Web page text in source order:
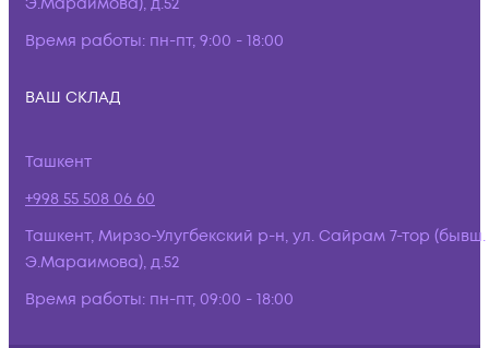
Время работы: пн-пт, 9:00 - 18:00
ВАШ СКЛАД
Ташкент
+998 55 508 06 60
Ташкент, Мирзо-Улугбекский р-н, ул. Сайрам 7-тор (бывш.
Э.Мараимова), д.52
Время работы: пн-пт, 09:00 - 18:00